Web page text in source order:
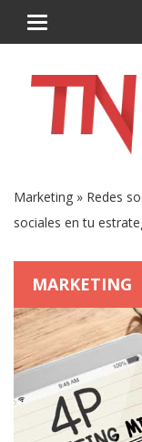
Marketing » Redes
sociales en tu
MARKETING